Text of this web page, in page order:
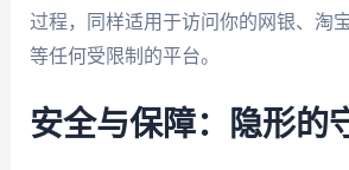
过程，同样适用于访问你的网银、淘
等任何受限制的平台。
安全与保障：隐形的